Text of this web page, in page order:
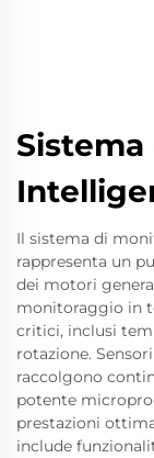
Il sistema di
rappresenta un
dei motori
monitoraggio in
critici, inclusi
rotazione.
raccolgono
potente
prestazioni
include